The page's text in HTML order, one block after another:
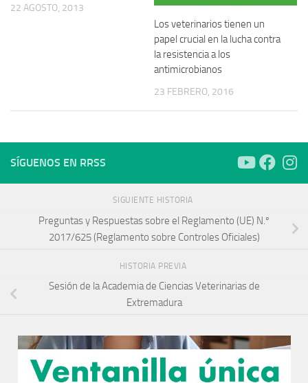
22 AGOSTO, 2013
Los veterinarios tienen un
papel crucial en la lucha contra
la resistencia a los
antimicrobianos
23 FEBRERO, 2016
SÍGUENOS EN RRSS
SIGUIENTE HISTORIA
Preguntas y Respuestas sobre el Reglamento (UE) N.º
2017/625 (Reglamento sobre Controles Oficiales)
HISTORIA PREVIA
Sesión de la Academia de Ciencias Veterinarias de
Extremadura